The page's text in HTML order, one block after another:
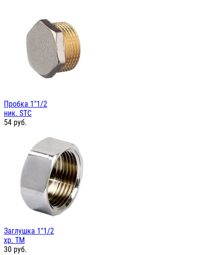
Пробка 1"1/2
ник. STC
54 руб.
Заглушка 1"1/2
хр. TM
30 руб.